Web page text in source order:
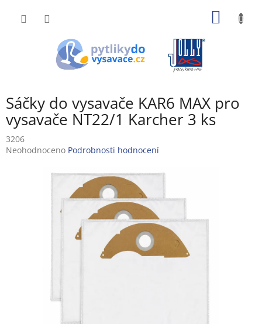
Sáčky do vysavače KAR6 MAX pro
vysavače NT22/1 Karcher 3 ks
3206
Průměrné
Neohodnoceno Podrobnosti hodnocení